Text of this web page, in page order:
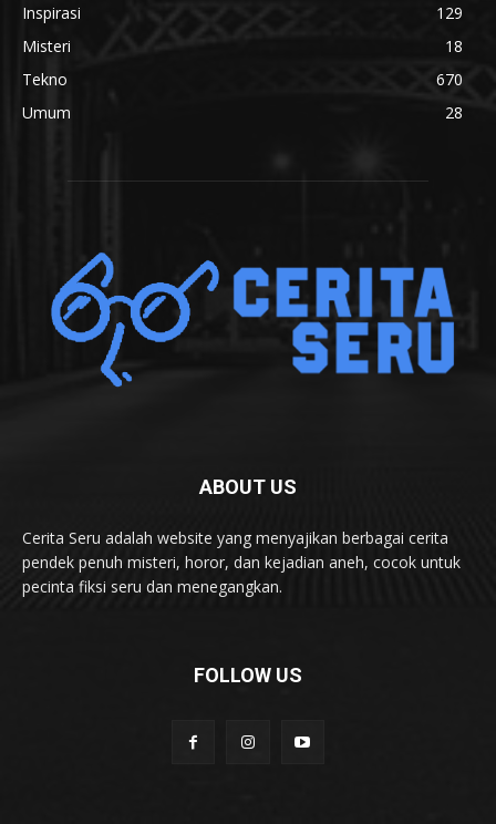
Inspirasi
129
Misteri
18
Tekno
670
Umum
28
ABOUT US
Cerita Seru adalah website yang menyajikan berbagai cerita
pendek penuh misteri, horor, dan kejadian aneh, cocok untuk
pecinta fiksi seru dan menegangkan.
FOLLOW US